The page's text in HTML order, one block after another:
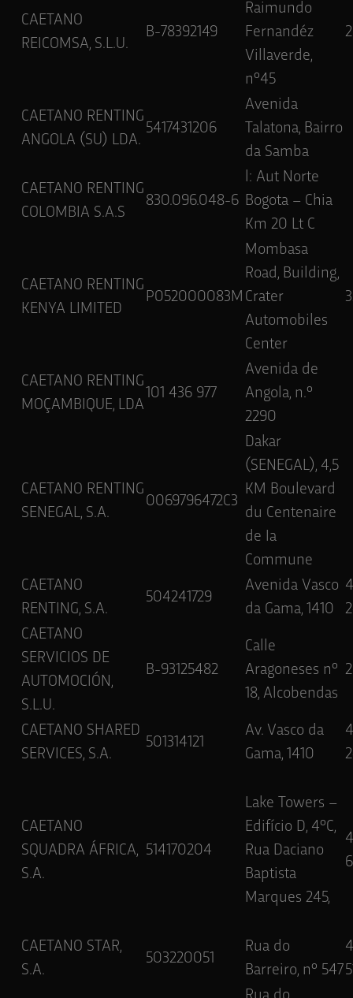
CAETANO
REICOMSA, S.L.U.
B-78392149
Raimundo
Fernandéz
Villaverde,
nº45
CAETANO RENTING
ANGOLA (SU) LDA.
5417431206
Avenida
Talatona, Bairro
da Samba
CAETANO RENTING
COLOMBIA S.A.S
830.096.048-6
l: Aut Norte
Bogota – Chia
Km 20 Lt C
CAETANO RENTING
KENYA LIMITED
P052000083M
Mombasa
Road, Building,
Crater
Automobiles
Center
CAETANO RENTING
MOÇAMBIQUE, LDA
101 436 977
Avenida de
Angola, n.º
2290
CAETANO RENTING
SENEGAL, S.A.
0069796472C3
Dakar
(SENEGAL), 4,5
KM Boulevard
du Centenaire
de Ia
Commune
CAETANO
RENTING, S.A.
504241729
Avenida Vasco
da Gama, 1410
CAETANO
SERVICIOS DE
AUTOMOCIÓN,
S.L.U.
B-93125482
Calle
Aragoneses nº
18, Alcobendas
CAETANO SHARED
SERVICES, S.A.
501314121
Av. Vasco da
Gama, 1410
CAETANO
SQUADRA ÁFRICA,
S.A.
514170204
Lake Towers –
Edifício D, 4ºC,
Rua Daciano
Baptista
Marques 245,
CAETANO STAR,
S.A.
503220051
Rua do
Barreiro, nº 547